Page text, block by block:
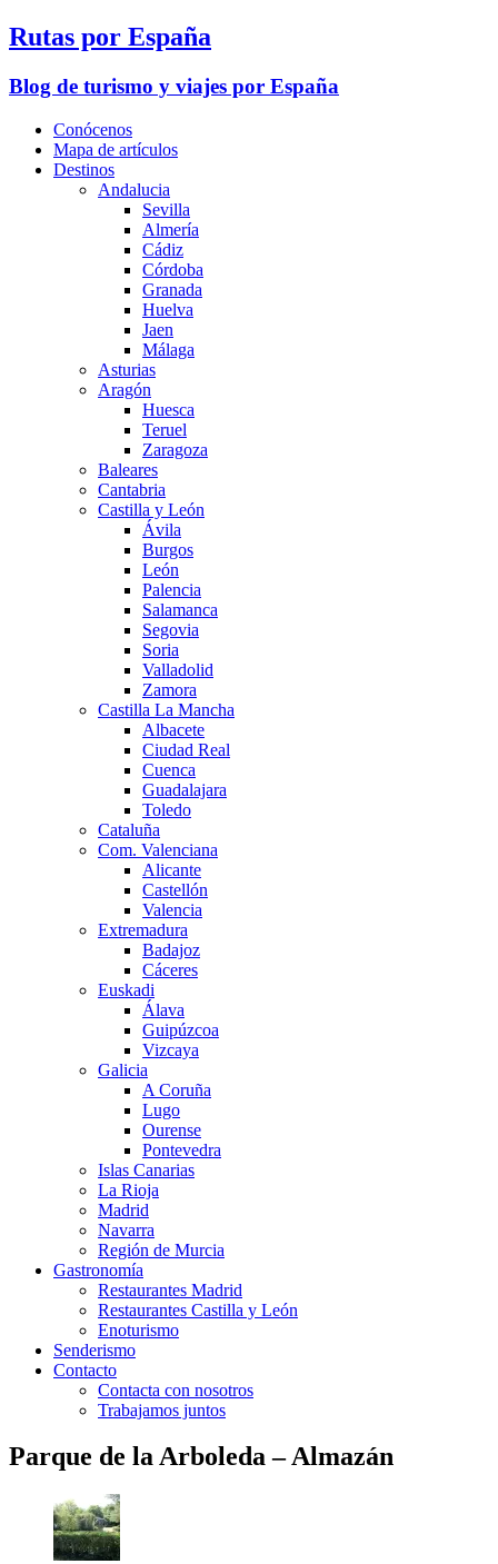
Rutas por España
Blog de turismo y viajes por España
Conócenos
Mapa de artículos
Destinos
Andalucia
Sevilla
Almería
Cádiz
Córdoba
Granada
Huelva
Jaen
Málaga
Asturias
Aragón
Huesca
Teruel
Zaragoza
Baleares
Cantabria
Castilla y León
Ávila
Burgos
León
Palencia
Salamanca
Segovia
Soria
Valladolid
Zamora
Castilla La Mancha
Albacete
Ciudad Real
Cuenca
Guadalajara
Toledo
Cataluña
Com. Valenciana
Alicante
Castellón
Valencia
Extremadura
Badajoz
Cáceres
Euskadi
Álava
Guipúzcoa
Vizcaya
Galicia
A Coruña
Lugo
Ourense
Pontevedra
Islas Canarias
La Rioja
Madrid
Navarra
Región de Murcia
Gastronomía
Restaurantes Madrid
Restaurantes Castilla y León
Enoturismo
Senderismo
Contacto
Contacta con nosotros
Trabajamos juntos
Parque de la Arboleda – Almazán